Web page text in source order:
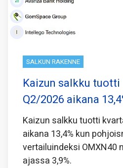
SALKUN RAKENNE
Kaizun salkku
Q2/2026 aikana
Kaizun salkku tuotti
aikana 13,4% kun
vertailuindeksi OMXN40
ajassa 3,9%.